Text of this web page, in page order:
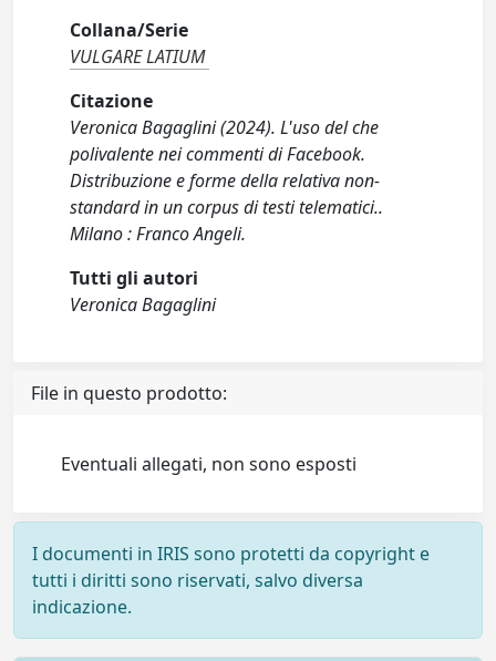
Collana/Serie
VULGARE LATIUM
Citazione
Veronica Bagaglini (2024). L'uso del che
polivalente nei commenti di Facebook.
Distribuzione e forme della relativa non-
standard in un corpus di testi telematici..
Milano : Franco Angeli.
Tutti gli autori
Veronica Bagaglini
File in questo prodotto:
Eventuali allegati, non sono esposti
I documenti in IRIS sono protetti da copyright e
tutti i diritti sono riservati, salvo diversa
indicazione.